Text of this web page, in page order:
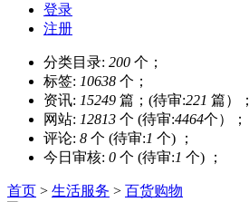
登录
注册
分类目录: 200 个；
标签: 10638 个；
资讯: 15249 篇；(待审:221 篇）；
网站: 12813 个 (待审:4464个）；
评论: 8 个 (待审:1 个) ；
今日审核: 0 个 (待审:1 个) ；
首页 > 生活服务 > 百货购物